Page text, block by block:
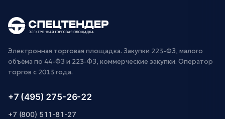
Электронная торговая площадка. Закупки 223-ФЗ, малого
объёма по 44-ФЗ и 223-ФЗ, коммерческие закупки. Оператор
торгов с 2013 года.
+7 (495) 275-26-22
+7 (800) 511-81-27